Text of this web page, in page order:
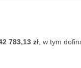
783,13 zł , w tym